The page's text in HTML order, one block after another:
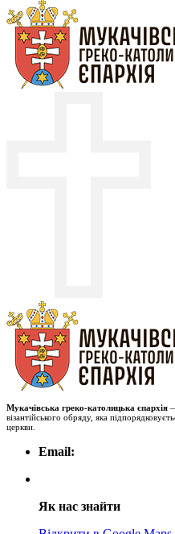
Мукачівська греко-католицька єпархія
візантійського обряду, яка
церкви.
Email:
Як нас знайти